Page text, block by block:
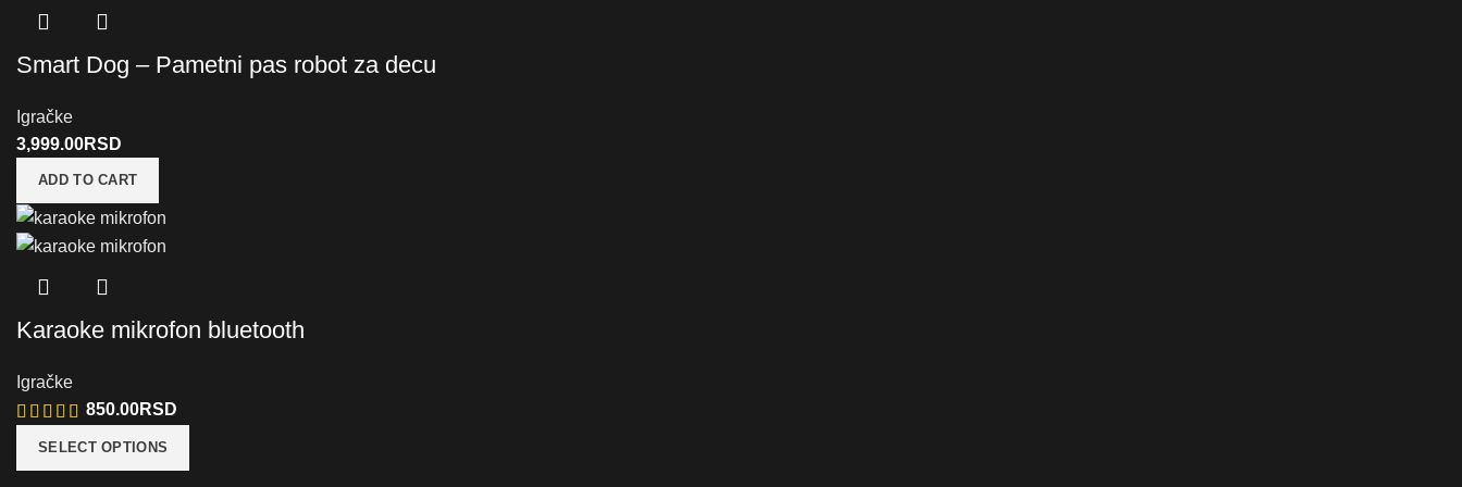
Smart Dog – Pametni pas robot za decu
Igračke
3,999.00RSD
ADD TO CART
Karaoke mikrofon bluetooth
Igračke
850.00RSD
SELECT OPTIONS